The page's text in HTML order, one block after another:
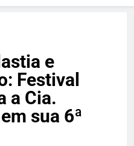
e
Festival
a Cia.
sua 6ª